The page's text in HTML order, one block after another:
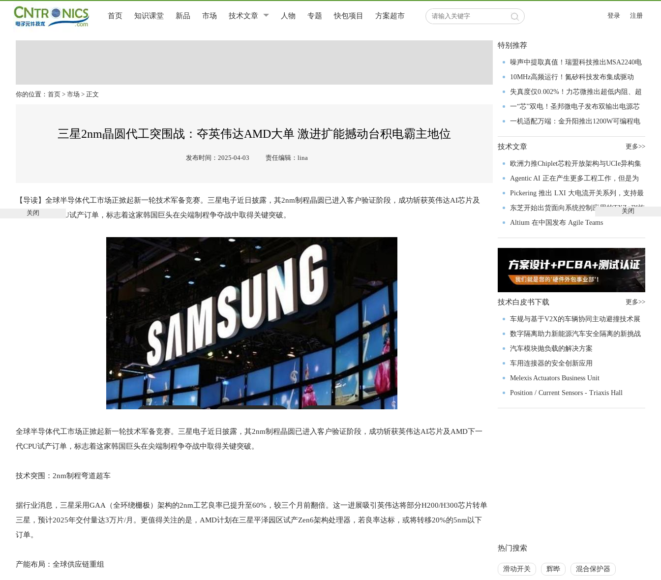
首页 知识课堂 新品 市场 技术文章 人物 专题 快包项目 方案超市 登录 注册
你的位置： 首页 > 市场 > 正文
三星2nm晶圆代工突围战：夺英伟达AMD大单 激进扩能撼动台积电霸主地位
发布时间：2025-04-03 责任编辑：lina
【导读】 全球半导体代工市场正掀起新一轮技术军备竞赛。三星电子近日披露，其2nm制程晶圆已进入客户验证阶段，成功斩获英伟达AI芯片及
AMD下一代CPU试产订单，标志着这家韩国巨头在尖端制程争夺战中取得关键突破。
全球半导体代工市场正掀起新一轮技术军备竞赛。三星电子近日披露，其2nm制程晶圆已进入客户验证阶段，成功斩获英伟达AI芯片及AMD下一
代CPU试产订单，标志着这家韩国巨头在尖端制程争夺战中取得关键突破。
技术突围：2nm制程弯道超车
据行业消息，三星采用GAA（全环绕栅极）架构的2nm工艺良率已提升至60%，较三个月前翻倍。这一进展吸引英伟达将部分H200/H300芯片转单
三星，预计2025年交付量达3万片/月。更值得关注的是，AMD计划在三星平泽园区试产Zen6架构处理器，若良率达标，或将转移20%的5nm以下
订单。
产能布局：全球供应链重组
特别推荐
噪声中提取真值！瑞盟科技推出MSA2240电
流检测芯片赋能多元高端测量场景
10MHz高频运行！氮矽科技发布集成驱动
GaN芯片，助力电源能效再攀新高
失真度仅0.002%！力芯微推出超低内阻、超
低失真4PST模拟开关
一“芯”双电！圣邦微电子发布双输出电源芯
片，简化AFE与音频设计
一机适配万端：金升阳推出1200W可编程电
源，赋能高端装备制造
技术文章 更多>>
欧洲力推Chiplet芯粒开放架构与UCIe异构集
成以加速其汽车产业生态智能化进程
Agentic AI 正在产生更多工程工作，但是为
什么系统开发进展并没有更快？
Pickering 推出 LXI 大电流开关系列，支持最
高 80A、300V 信号
东芝开始出货面向系统控制应用的TXZ+™族
入门级M4V组
Altium 在中国发布 Agile Teams
技术白皮书下载 更多>>
车规与基于V2X的车辆协同主动避撞技术展
望
数字隔离助力新能源汽车安全隔离的新挑战
汽车模块抛负载的解决方案
车用连接器的安全创新应用
Melexis Actuators Business Unit
Position / Current Sensors - Triaxis Hall
热门搜索
滑动开关 辉晔 混合保护器
关闭 关闭